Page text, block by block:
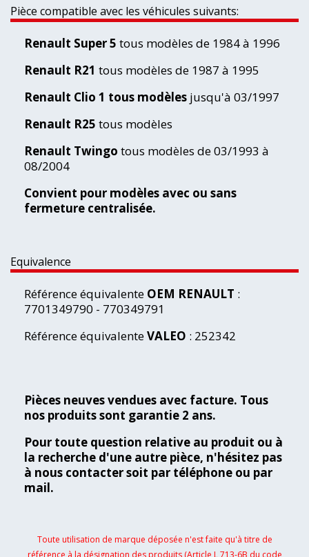
Pièce compatible avec les véhicules suivants:
Renault Super 5 tous modèles de 1984 à 1996
Renault R21 tous modèles de 1987 à 1995
Renault Clio 1 tous modèles jusqu'à 03/1997
Renault R25 tous modèles
Renault Twingo tous modèles de 03/1993 à
08/2004
Convient pour modèles avec ou sans
fermeture centralisée.
Equivalence
Référence équivalente OEM RENAULT :
7701349790 - 770349791
Référence équivalenteVALEO : 252342
Pièces neuves vendues avec facture. Tous
nos produits sont garantie 2 ans.
Pour toute question relative au produit ou à
la recherche d'une autre pièce, n'hésitez pas
à nous contacter soit par téléphone ou par
mail.
Toute utilisation de marque déposée n'est faite qu'à titre de
référence à la désignation des produits (Article L 713-6B du code